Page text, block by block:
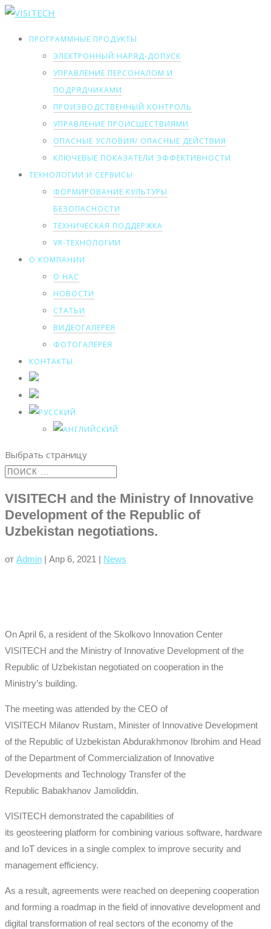
ПРОГРАММНЫЕ ПРОДУКТЫ
ЭЛЕКТРОННЫЙ НАРЯД-ДОПУСК
УПРАВЛЕНИЕ ПЕРСОНАЛОМ И
ПОДРЯДЧИКАМИ
ПРОИЗВОДСТВЕННЫЙ КОНТРОЛЬ
УПРАВЛЕНИЕ ПРОИСШЕСТВИЯМИ
ОПАСНЫЕ УСЛОВИЯ/ ОПАСНЫЕ ДЕЙСТВИЯ
КЛЮЧЕВЫЕ ПОКАЗАТЕЛИ ЭФФЕКТИВНОСТИ
ТЕХНОЛОГИИ И СЕРВИСЫ
ФОРМИРОВАНИЕ КУЛЬТУРЫ
БЕЗОПАСНОСТИ
ТЕХНИЧЕСКАЯ ПОДДЕРЖКА
VR-ТЕХНОЛОГИИ
О КОМПАНИИ
О НАС
НОВОСТИ
СТАТЬИ
ВИДЕОГАЛЕРЕЯ
ФОТОГАЛЕРЕЯ
КОНТАКТЫ
Выбрать страницу
VISITECH and the Ministry of Innovative
Development of the Republic of
Uzbekistan negotiations.
от Admin | Апр 6, 2021 | News
On April 6, a resident of the Skolkovo Innovation Center
VISITECH and the Ministry of Innovative Development of the
Republic of Uzbekistan negotiated on cooperation in the
Ministry’s building.
The meeting was attended by the CEO of
VISITECH Milanov Rustam, Minister of Innovative Development
of the Republic of Uzbekistan Abdurakhmonov Ibrohim and Head
of the Department of Commercialization of Innovative
Developments and Technology Transfer of the
Republic Babakhanov Jamoliddin.
VISITECH demonstrated the capabilities of
its geosteering platform for combining various software, hardware
and IoT devices in a single complex to improve security and
management efficiency.
As a result, agreements were reached on deepening cooperation
and forming a roadmap in the field of innovative development and
digital transformation of real sectors of the economy of the